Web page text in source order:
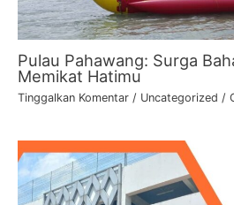
Pulau Pahawang: Surga
Memikat Hatimu
Tinggalkan Komentar / Uncategorized /